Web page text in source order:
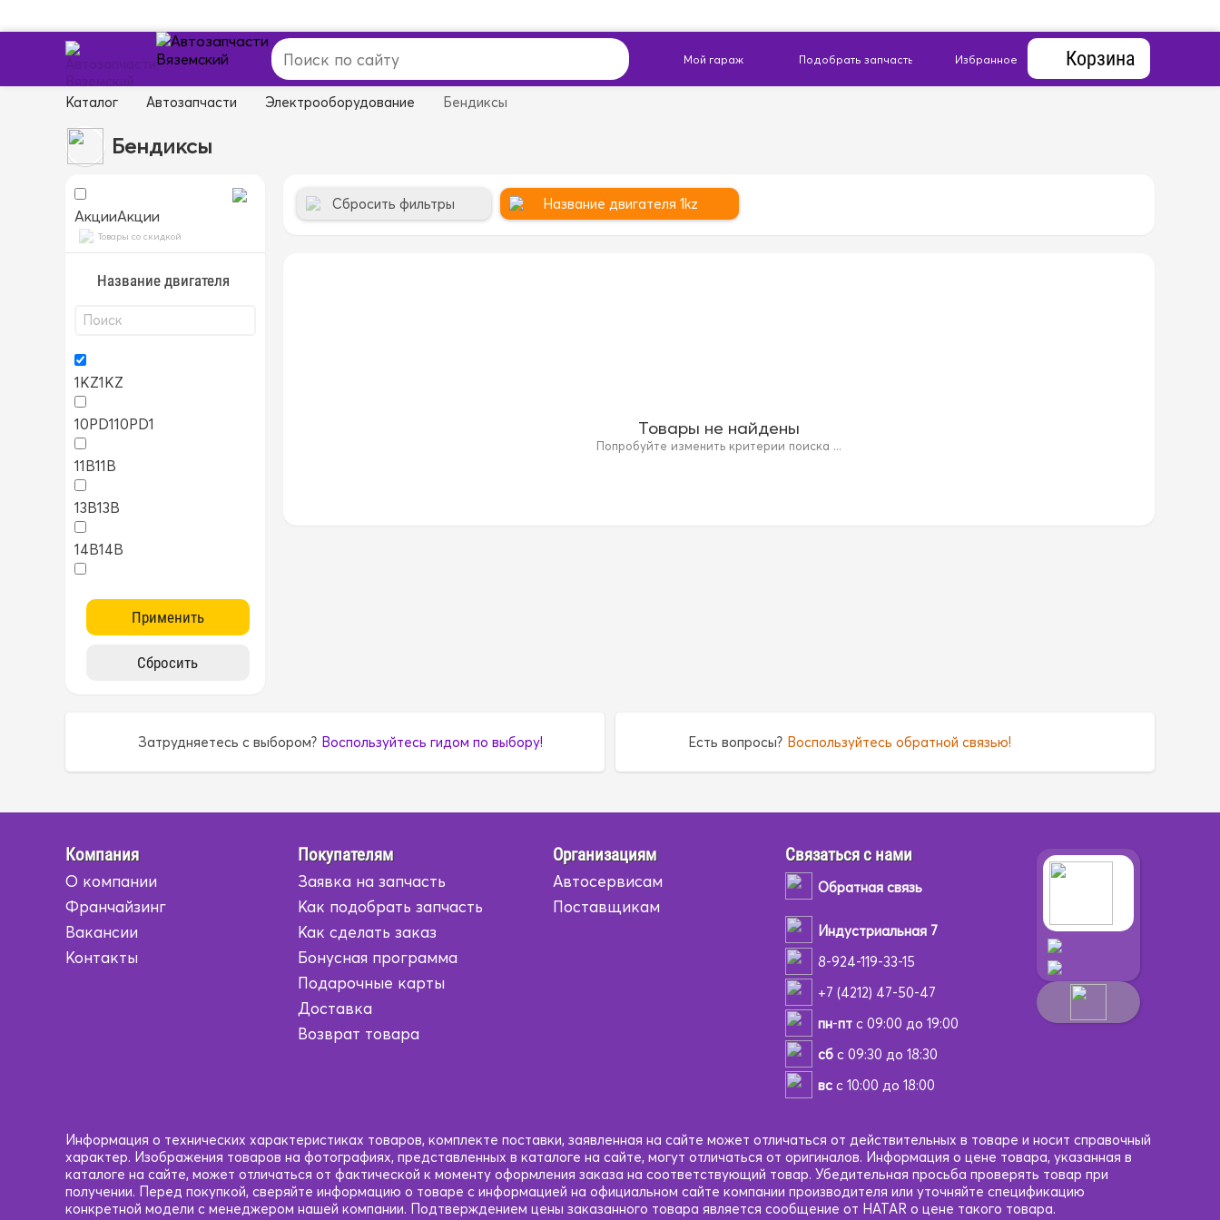
Корзина
Каталог Автозапчасти Электрооборудование Бендиксы
Бендиксы
АкцииАкции
Товары со скидкой
Название двигателя
1KZ1KZ
10PD110PD1
11B11B
13B13B
14B14B
1AZ1AZ
1HZ1HZ
1KD 1KD
1NZ1NZ
1RZ1RZ
Сбросить фильтры Название двигателя 1kz
Товары не найдены
Попробуйте изменить критерии поиска ...
Затрудняетесь с выбором? Воспользуйтесь гидом по выбору! Есть вопросы? Воспользуйтесь обратной связью!
Компания
О компании
Франчайзинг
Вакансии
Контакты
Покупателям
Заявка на запчасть
Как подобрать запчасть
Как сделать заказ
Бонусная программа
Подарочные карты
Доставка
Возврат товара
Организациям
Автосервисам
Поставщикам
Связаться с нами
Обратная связь
Индустриальная 7
8-924-119-33-15
+7 (4212) 47-50-47
пн-птс 09:00 до 19:00
сбс 09:30 до 18:30
всс 10:00 до 18:00
Информация о технических характеристиках товаров, комплекте поставки, заявленная на сайте может отличаться от действительных в товаре и носит справочный
характер. Изображения товаров на фотографиях, представленных в каталоге на сайте, могут отличаться от оригиналов. Информация о цене товара, указанная в
каталоге на сайте, может отличаться от фактической к моменту оформления заказа на соответствующий товар. Убедительная просьба проверять товар при
получении. Перед покупкой, сверяйте информацию о товаре с информацией на официальном сайте компании производителя или уточняйте спецификацию
конкретной модели с менеджером нашей компании. Подтверждением цены заказанного товара является сообщение от HATAR о цене такого товара.